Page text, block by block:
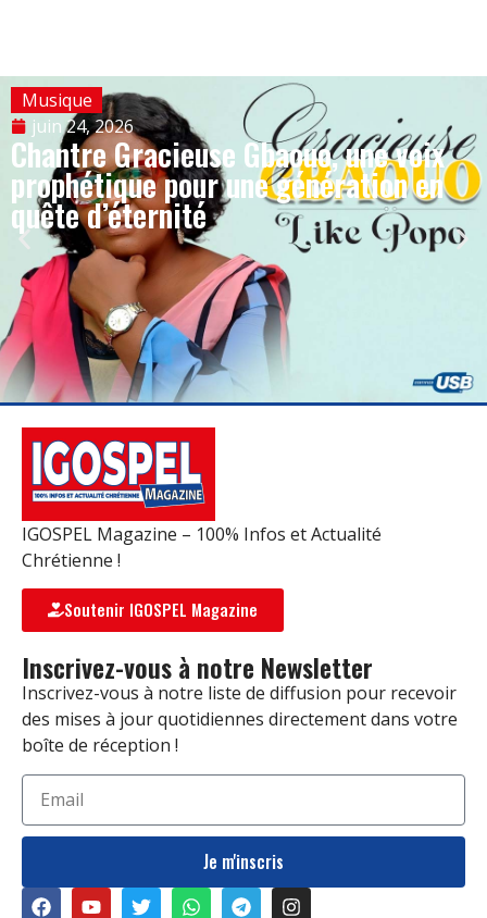
Musique
juin 24, 2026
Chantre Gracieuse Gbaouo, une voix
prophétique pour une génération en
quête d’éternité
IGOSPEL Magazine – 100% Infos et Actualité
Chrétienne !
Soutenir IGOSPEL Magazine
Inscrivez-vous à notre Newsletter
Inscrivez-vous à notre liste de diffusion pour recevoir
des mises à jour quotidiennes directement dans votre
boîte de réception !
Je m'inscris